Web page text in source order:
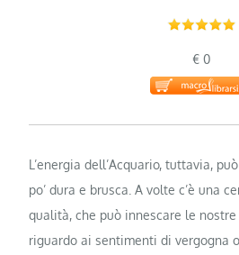
€ 0
L’energia dell’Acquario, tuttavia,
po’ dura e brusca. A volte c’è una
qualità, che può innescare le
riguardo ai sentimenti di vergogna